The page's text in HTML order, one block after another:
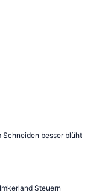
Schneiden besser blüht
Steuern